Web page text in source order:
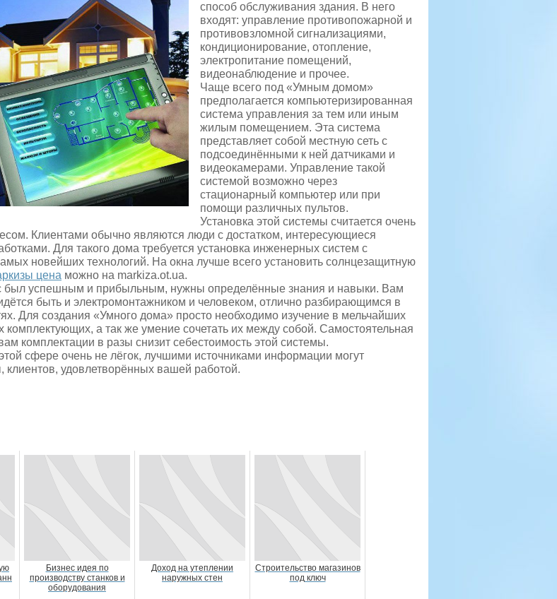
способ обслуживания здания. В него
входят: управление противопожарной и
противовзломной сигнализациями,
кондиционирование, отопление,
электропитание помещений,
видеонаблюдение и прочее.
Чаще всего под «Умным домом»
предполагается компьютеризированная
система управления за тем или иным
жилым помещением. Эта система
представляет собой местную сеть с
подсоединёнными к ней датчиками и
видеокамерами. Управление такой
системой возможно через
стационарный компьютер или при
помощи различных пультов.
Установка этой системы считается очень
Клиентами обычно являются люди с достатком, интересующиеся
Для такого дома требуется установка инженерных систем с
новейших технологий. На окна лучше всего установить солнцезащитную
цена можно на markiza.ot.ua.
был успешным и прибыльным, нужны определённые знания и навыки. Вам
быть и электромонтажником и человеком, отлично разбирающимся в
Для создания «Умного дома» просто необходимо изучение в мельчайших
комплектующих, а так же умение сочетать их между собой. Самостоятельная
комплектации в разы снизит себестоимость этой системы.
сфере очень не лёгок, лучшими источниками информации могут
клиентов, удовлетворённых вашей работой.
Бизнес идея по
производству станков и
оборудования
Доход на утеплении
наружных стен
Строительство магазинов
под ключ